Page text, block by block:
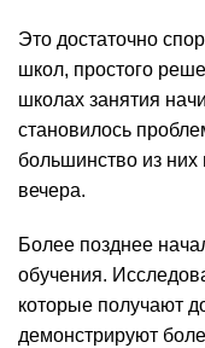
Это достаточно
школ, простого
школах занятия
становилось
большинство из них
вечера.
Более позднее
обучения.
которые получают
демонстрируют